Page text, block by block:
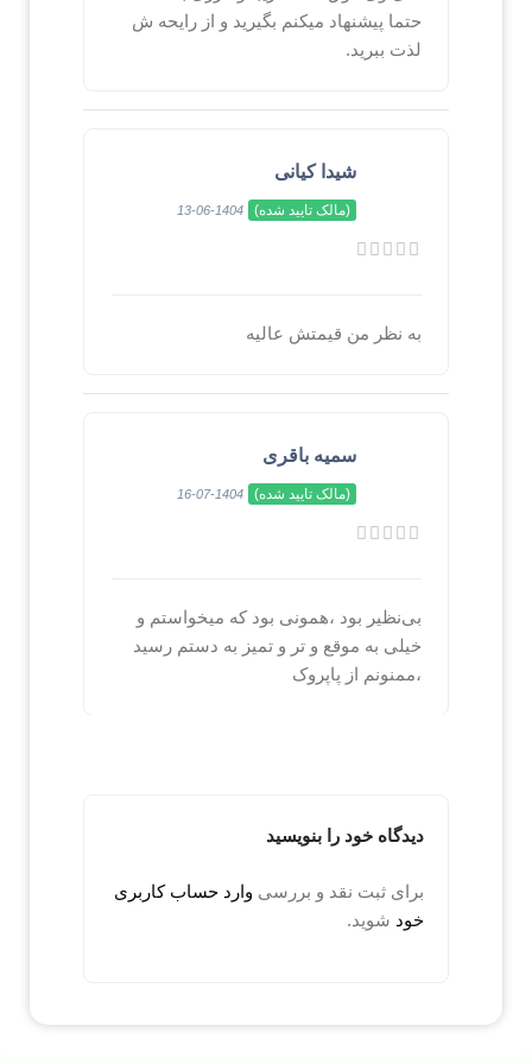
حتما پیشنهاد میکنم بگیرید و از رایحه ش
لذت ببرید.
شیدا کیانی
(مالک تایید شده) 1404-06-13
به نظر من قیمتش عالیه
سمیه باقری
(مالک تایید شده) 1404-07-16
بی‌نظیر بود ،همونی بود که میخواستم و
خیلی به موقع و تر و تمیز به دستم رسید
،ممنونم از پاپروک
دیدگاه خود را بنویسید
برای ثبت نقد و بررسی وارد حساب کاربری
خود شوید.